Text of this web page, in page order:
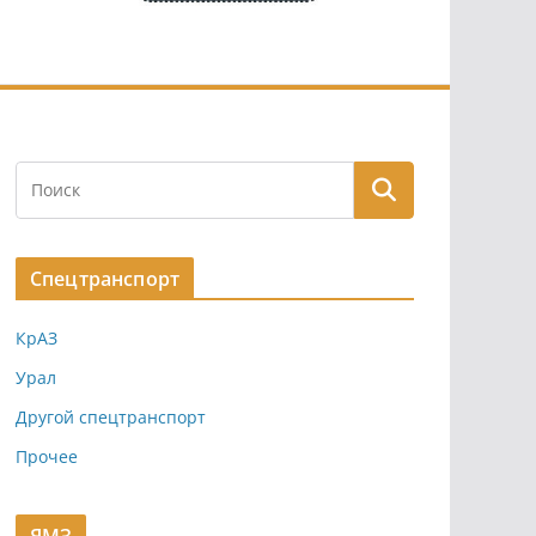
Спецтранспорт
КрАЗ
Урал
Другой спецтранспорт
Прочее